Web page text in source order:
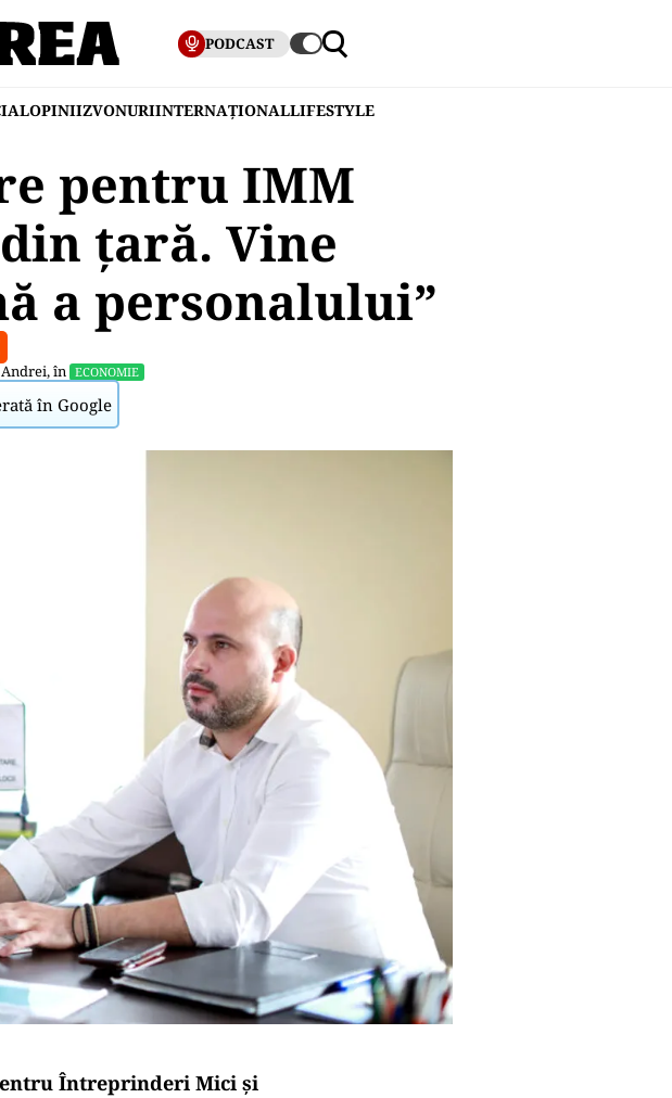
PODCAST
OPINIIZVONURIINTERNAȚIONALLIFESTYLE
pentru IMM
țară. Vine
a personalului”
, în ECONOMIE
în Google
Întreprinderi Mici şi